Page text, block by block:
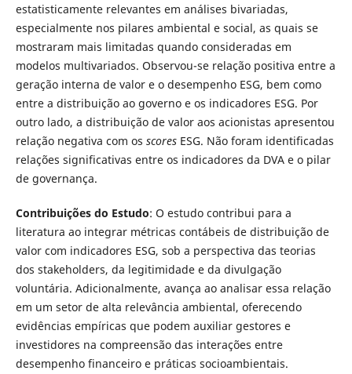
estatisticamente relevantes em análises bivariadas,
especialmente nos pilares ambiental e social, as quais se
mostraram mais limitadas quando consideradas em
modelos multivariados. Observou-se relação positiva entre a
geração interna de valor e o desempenho ESG, bem como
entre a distribuição ao governo e os indicadores ESG. Por
outro lado, a distribuição de valor aos acionistas apresentou
relação negativa com os scoresESG. Não foram identificadas
relações significativas entre os indicadores da DVA e o pilar
de governança.
Contribuições do Estudo: O estudo contribui para a
literatura ao integrar métricas contábeis de distribuição de
valor com indicadores ESG, sob a perspectiva das teorias
dos stakeholders, da legitimidade e da divulgação
voluntária. Adicionalmente, avança ao analisar essa relação
em um setor de alta relevância ambiental, oferecendo
evidências empíricas que podem auxiliar gestores e
investidores na compreensão das interações entre
desempenho financeiro e práticas socioambientais.